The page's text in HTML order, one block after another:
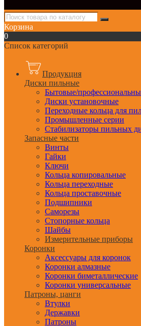
Корзина
0
Список категорий
Продукция
Диски пильные
Бытовые/
Диски установочные
Переходные кольца для
Промышленные серии
Стабилизаторы пильных
Запасные части
Винты
Гайки
Ключи
Кольца копировальные
Кольца переходные
Кольца проставочные
Подшипники
Саморезы
Стопорные кольца
Шайбы
Измерительные приборы
Коронки
Аксессуары для коронок
Коронки алмазные
Коронки биметаллические
Коронки универсальные
Патроны, цанги
Втулки
Державки
Патроны